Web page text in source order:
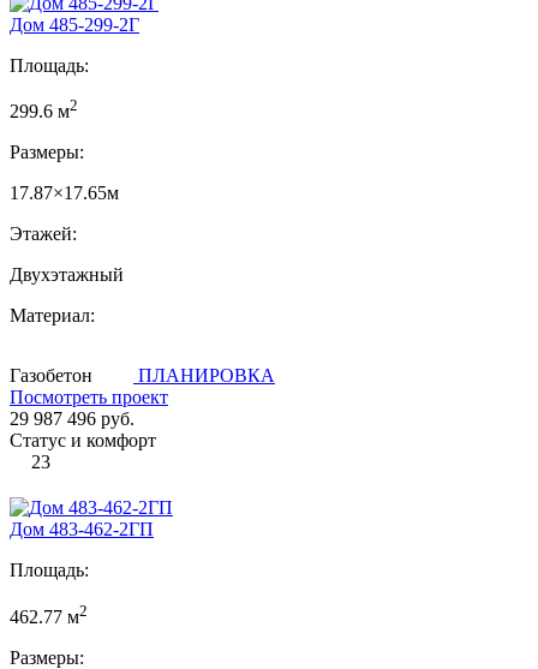
Дом 485-299-2Г
Площадь:
299.6 м2
Размеры:
17.87×17.65м
Этажей:
Двухэтажный
Материал:
Газобетон
ПЛАНИРОВКА
Посмотреть проект
29 987 496 руб.
Статус и комфорт
23
Дом 483-462-2ГП
Площадь:
462.77 м2
Размеры: